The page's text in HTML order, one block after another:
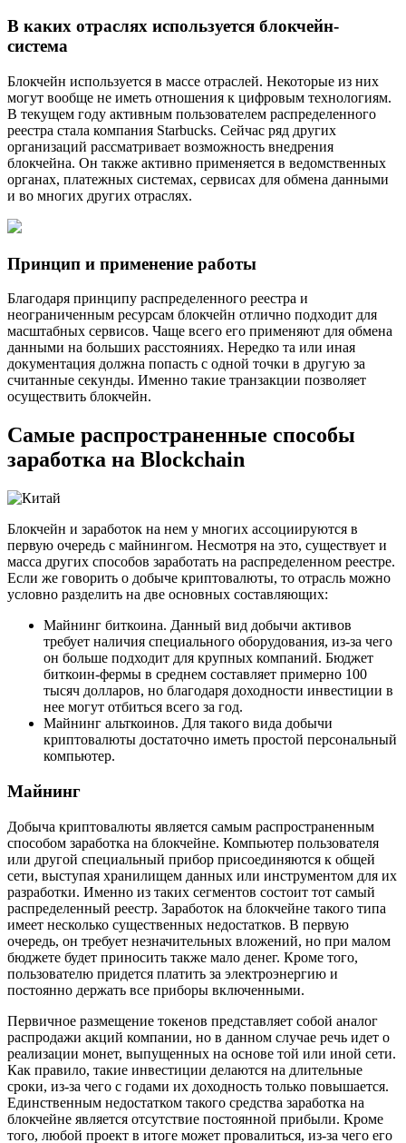
В каких отраслях используется блокчейн-
система
Блокчейн используется в массе отраслей. Некоторые из них
могут вообще не иметь отношения к цифровым технологиям.
В текущем году активным пользователем распределенного
реестра стала компания Starbucks. Сейчас ряд других
организаций рассматривает возможность внедрения
блокчейна. Он также активно применяется в ведомственных
органах, платежных системах, сервисах для обмена данными
и во многих других отраслях.
Принцип и применение работы
Благодаря принципу распределенного реестра и
неограниченным ресурсам блокчейн отлично подходит для
масштабных сервисов. Чаще всего его применяют для обмена
данными на больших расстояниях. Нередко та или иная
документация должна попасть с одной точки в другую за
считанные секунды. Именно такие транзакции позволяет
осуществить блокчейн.
Самые распространенные способы
заработка на Blockchain
Блокчейн и заработок на нем у многих ассоциируются в
первую очередь с майнингом. Несмотря на это, существует и
масса других способов заработать на распределенном реестре.
Если же говорить о добыче криптовалюты, то отрасль можно
условно разделить на две основных составляющих:
Майнинг биткоина. Данный вид добычи активов
требует наличия специального оборудования, из-за чего
он больше подходит для крупных компаний. Бюджет
биткоин-фермы в среднем составляет примерно 100
тысяч долларов, но благодаря доходности инвестиции в
нее могут отбиться всего за год.
Майнинг альткоинов. Для такого вида добычи
криптовалюты достаточно иметь простой персональный
компьютер.
Майнинг
Добыча криптовалюты является самым распространенным
способом заработка на блокчейне. Компьютер пользователя
или другой специальный прибор присоединяются к общей
сети, выступая хранилищем данных или инструментом для их
разработки. Именно из таких сегментов состоит тот самый
распределенный реестр. Заработок на блокчейне такого типа
имеет несколько существенных недостатков. В первую
очередь, он требует незначительных вложений, но при малом
бюджете будет приносить также мало денег. Кроме того,
пользователю придется платить за электроэнергию и
постоянно держать все приборы включенными.
Первичное размещение токенов представляет собой аналог
распродажи акций компании, но в данном случае речь идет о
реализации монет, выпущенных на основе той или иной сети.
Как правило, такие инвестиции делаются на длительные
сроки, из-за чего с годами их доходность только повышается.
Единственным недостатком такого средства заработка на
блокчейне является отсутствие постоянной прибыли. Кроме
того, любой проект в итоге может провалиться, из-за чего его